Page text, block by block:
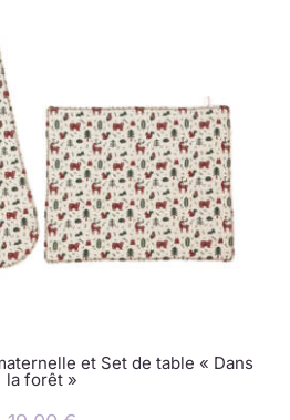
et Set de table « Dans
la forêt »